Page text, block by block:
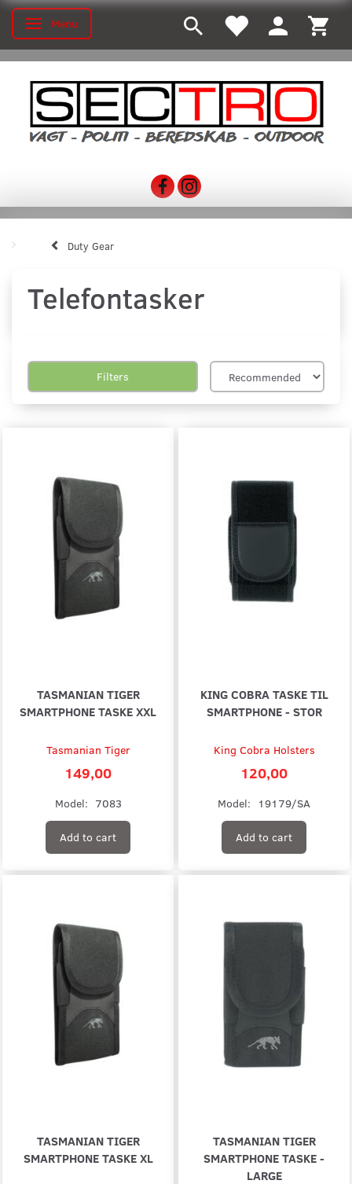
Toggle navigation
Menu
Duty Gear
Telefontasker
Filters
TASMANIAN TIGER
SMARTPHONE TASKE XXL
Tasmanian Tiger
149,00
Model: 7083
Add to cart
KING COBRA TASKE TIL
SMARTPHONE - STOR
King Cobra Holsters
120,00
Model: 19179/SA
Add to cart
TASMANIAN TIGER
SMARTPHONE TASKE XL
TASMANIAN TIGER
SMARTPHONE TASKE -
LARGE